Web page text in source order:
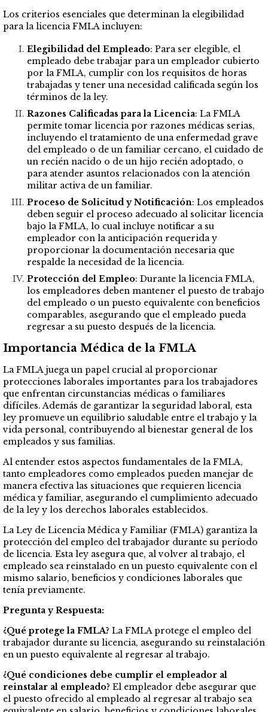
Los criterios esenciales que determinan la elegibilidad
para la licencia FMLA incluyen:
Elegibilidad del Empleado: Para ser elegible, el
empleado debe trabajar para un empleador cubierto
por la FMLA, cumplir con los requisitos de horas
trabajadas y tener una necesidad calificada según los
términos de la ley.
Razones Calificadas para la Licencia: La FMLA
permite tomar licencia por razones médicas serias,
incluyendo el tratamiento de una enfermedad grave
del empleado o de un familiar cercano, el cuidado de
un recién nacido o de un hijo recién adoptado, o
para atender asuntos relacionados con la atención
militar activa de un familiar.
Proceso de Solicitud y Notificación: Los empleados
deben seguir el proceso adecuado al solicitar licencia
bajo la FMLA, lo cual incluye notificar a su
empleador con la anticipación requerida y
proporcionar la documentación necesaria que
respalde la necesidad de la licencia.
Protección del Empleo: Durante la licencia FMLA,
los empleadores deben mantener el puesto de trabajo
del empleado o un puesto equivalente con beneficios
comparables, asegurando que el empleado pueda
regresar a su puesto después de la licencia.
Importancia Médica de la FMLA
La FMLA juega un papel crucial al proporcionar
protecciones laborales importantes para los trabajadores
que enfrentan circunstancias médicas o familiares
difíciles. Además de garantizar la seguridad laboral, esta
ley promueve un equilibrio saludable entre el trabajo y la
vida personal, contribuyendo al bienestar general de los
empleados y sus familias.
Al entender estos aspectos fundamentales de la FMLA,
tanto empleadores como empleados pueden manejar de
manera efectiva las situaciones que requieren licencia
médica y familiar, asegurando el cumplimiento adecuado
de la ley y los derechos laborales establecidos.
La Ley de Licencia Médica y Familiar (FMLA) garantiza la
protección del empleo del trabajador durante su período
de licencia. Esta ley asegura que, al volver al trabajo, el
empleado sea reinstalado en un puesto equivalente con el
mismo salario, beneficios y condiciones laborales que
tenía previamente.
Pregunta y Respuesta:
¿Qué protege la FMLA? La FMLA protege el empleo del
trabajador durante su licencia, asegurando su reinstalación
en un puesto equivalente al regresar al trabajo.
¿Qué condiciones debe cumplir el empleador al
reinstalar al empleado? El empleador debe asegurar que
el puesto ofrecido al empleado al regresar al trabajo sea